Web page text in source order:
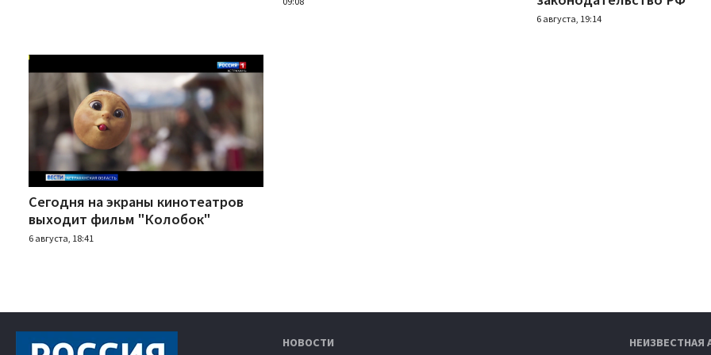
6 августа, 19:14
Сегодня на экраны кинотеатров
выходит фильм "Колобок"
6 августа, 18:41
НОВОСТИ НЕИЗВЕСТНАЯ